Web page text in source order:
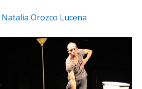
Natalia Orozco Lucena